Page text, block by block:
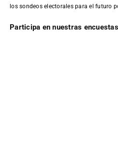
los sondeos electorales para el futuro
Participa en nuestras